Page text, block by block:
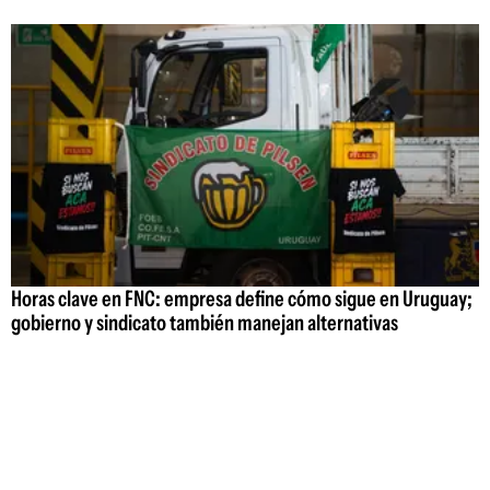
Horas clave en FNC: empresa define cómo sigue en Uruguay;
gobierno y sindicato también manejan alternativas